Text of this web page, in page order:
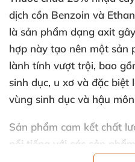
dịch cồn Benzoin và
là sản phẩm dạng axit
hợp này tạo nên một sản
lành tính vượt trội, bao
sinh dục, u xơ và đặc biệt
vùng sinh dục và hậu
Sản phẩm cam kết chất
nổi tiếng với các sản